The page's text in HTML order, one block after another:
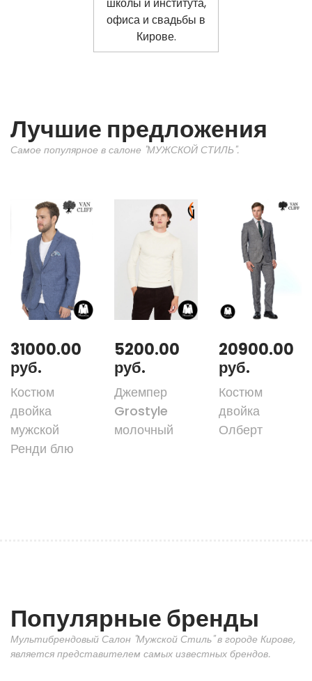
Лучшие предложения
Самое популярное в салоне "МУЖСКОЙ СТИЛЬ".
31000.00
руб.
Костюм
двойка
мужской
Ренди блю
5200.00
руб.
Джемпер
Grostyle
молочный
20900.00
руб.
Костюм
двойка
Олберт
Популярные бренды
Мультибрендовый Салон "Мужской Стиль" в городе Кирове,
является представителем самых известных брендов.